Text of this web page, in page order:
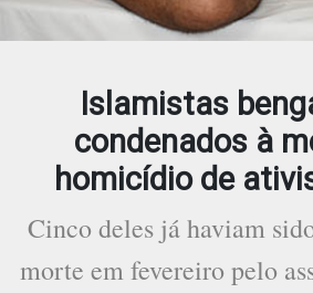
Islamistas
condenados à
homicídio de
Cinco deles já haviam
morte em fevereiro pelo